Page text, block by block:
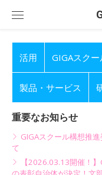
活用 GIGAスク
製品・サービス
重要なお知らせ
GIGAスクール構想推
て
【2026.03.13開催！